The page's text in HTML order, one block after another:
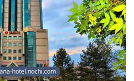
hotel.nochi.com